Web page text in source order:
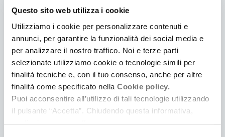
Questo sito web utilizza i cookie
Utilizziamo i cookie per personalizzare contenuti e
annunci, per garantire la funzionalità dei social media e
per analizzare il nostro traffico. Noi e terze parti
selezionate utilizziamo cookie o tecnologie simili per
finalità tecniche e, con il tuo consenso, anche per altre
finalità come specificato nella Cookie policy.
Puoi acconsentire all’utilizzo di tali tecnologie utilizzando
il pulsante “Accetta”. Chiudendo questa informativa,
Guida alla produzione